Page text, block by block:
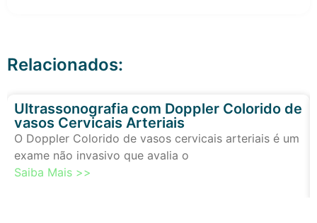
Relacionados:
Ultrassonografia com Doppler Colorido de
vasos Cervicais Arteriais
O Doppler Colorido de vasos cervicais arteriais é um
exame não invasivo que avalia o
Saiba Mais >>